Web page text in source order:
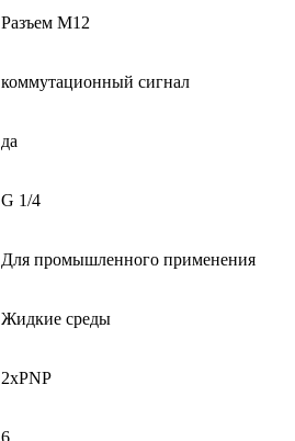
Разъем M12
коммутационный сигнал
да
G 1/4
Для промышленного применения
Жидкие среды
2xPNP
6